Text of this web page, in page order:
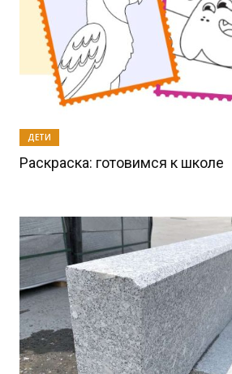
ДЕТИ
Раскраска: готовимся к школе